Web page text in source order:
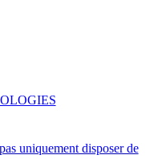
uniquement disposer de